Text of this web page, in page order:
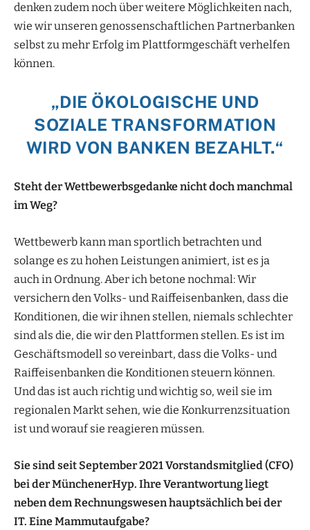
denken zudem noch über weitere Möglichkeiten nach,
wie wir unseren genossenschaftlichen Partnerbanken
selbst zu mehr Erfolg im Plattformgeschäft verhelfen
können.
„DIE ÖKOLOGISCHE UND
SOZIALE TRANSFORMATION
WIRD VON BANKEN BEZAHLT.“
Steht der Wettbewerbsgedanke nicht doch manchmal
im Weg?
Wettbewerb kann man sportlich betrachten und
solange es zu hohen Leistungen animiert, ist es ja
auch in Ordnung. Aber ich betone nochmal: Wir
versichern den Volks- und Raiffeisenbanken, dass die
Konditionen, die wir ihnen stellen, niemals schlechter
sind als die, die wir den Plattformen stellen. Es ist im
Geschäftsmodell so vereinbart, dass die Volks- und
Raiffeisenbanken die Konditionen steuern können.
Und das ist auch richtig und wichtig so, weil sie im
regionalen Markt sehen, wie die Konkurrenzsituation
ist und worauf sie reagieren müssen.
Sie sind seit September 2021 Vorstandsmitglied (CFO)
bei der MünchenerHyp. Ihre Verantwortung liegt
neben dem Rechnungswesen hauptsächlich bei der
IT. Eine Mammutaufgabe?